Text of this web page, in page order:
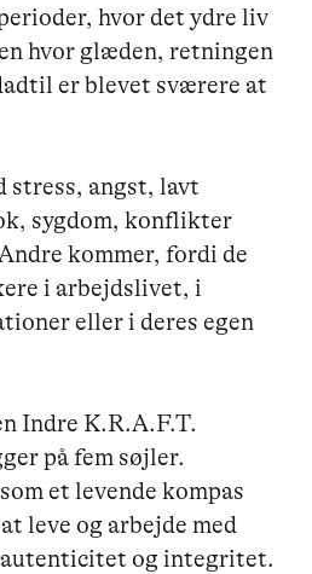
hvor det ydre liv
hvor glæden, retningen
er blevet sværere at
stress, angst, lavt
sygdom, konflikter
kommer, fordi de
i arbejdslivet, i
eller i deres egen
Indre K.R.A.F.T.
på fem søjler.
et levende kompas
leve og arbejde med
og integritet.